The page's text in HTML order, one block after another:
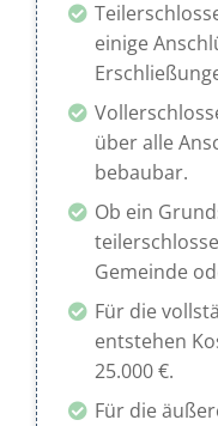
einige
über alle
bebaubar.
Ob ein
Gemeinde
Für die
entstehen
25.000 €.
Für die